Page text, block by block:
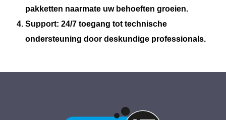
pakketten naarmate uw behoeften groeien.
Support: 24/7 toegang tot technische
ondersteuning door deskundige professionals.